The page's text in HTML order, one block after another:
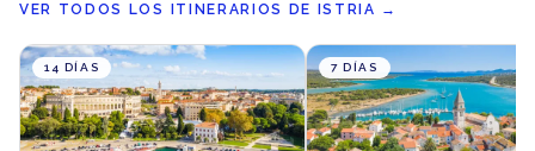
VER TODOS LOS ITINERARIOS DE ISTRIA →
14 DÍAS 7 DÍAS